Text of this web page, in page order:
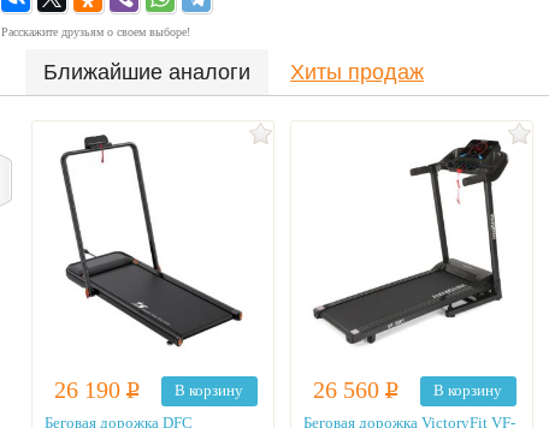
Расскажите друзьям о своем выборе!
Ближайшие аналоги Хиты продаж
26 190 Р
В корзину
Беговая дорожка DFC
26 560 Р
В корзину
Беговая дорожка VictoryFit VF-